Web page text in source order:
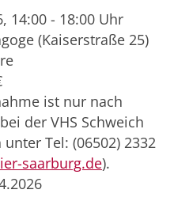
14:00 - 18:00 Uhr
(Kaiserstraße 25)
€
ist nur nach
der VHS Schweich
Tel: (06502) 2332
saarburg.de).